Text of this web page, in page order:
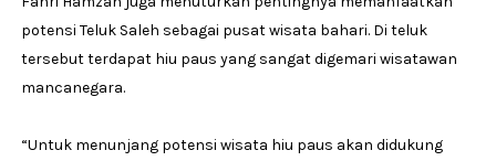
potensi Teluk Saleh sebagai pusat wisata bahari. Di teluk
tersebut terdapat hiu paus yang sangat digemari wisatawan
mancanegara.
“Untuk menunjang potensi wisata hiu paus akan didukung